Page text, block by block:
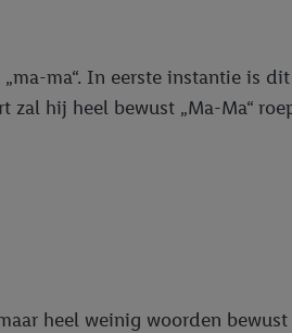
ma“. In eerste instantie is
hij heel bewust „Ma-Ma“
heel weinig woorden